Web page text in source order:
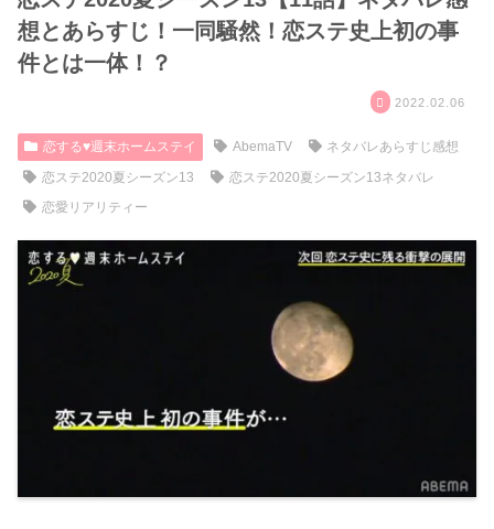
想とあらすじ！一同騒然！恋ステ史上初の事
件とは一体！？
2022.02.06
恋する♥週末ホームステイ AbemaTV
ネタバレあらすじ感想
恋ステ2020夏シーズン13
恋ステ2020夏シーズン13ネタバレ
恋愛リアリティー